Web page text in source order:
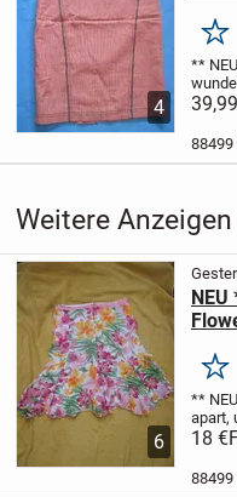
4
**
Navy
88499
Weitere
6
M *
**
apart,
18 €
88499